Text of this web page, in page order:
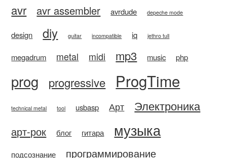
avr avr assembler avrdude depeche mode
design diy guitar incompatible iq jethro tull
megadrum metal midi mp3 music php
prog progressive ProgTime
technical metal tool usbasp Арт Электроника
арт-рок блог гитара музыка
подсознание программирование